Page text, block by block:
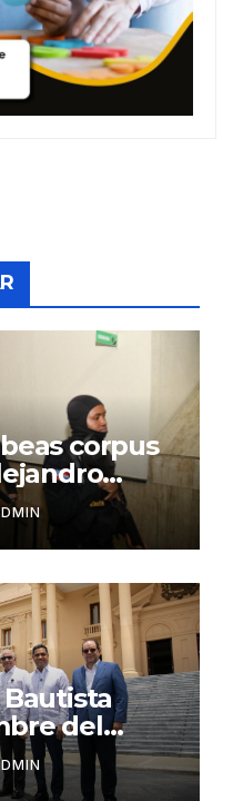
corpus
el caso
del